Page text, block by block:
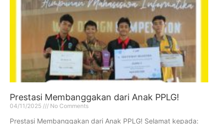
Prestasi Membanggakan dari Anak PPLG!
04/11/2025 No Comments
Prestasi Membanggakan dari Anak PPLG! Selamat kepada: